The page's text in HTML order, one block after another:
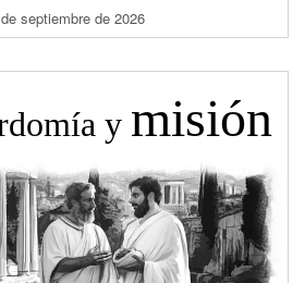
septiembre de 2026
y misión